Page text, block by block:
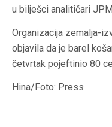
u bilješci analitičari
Organizacija zemalja-
objavila da je barel
četvrtak pojeftinio 80
Hina/Foto: Press